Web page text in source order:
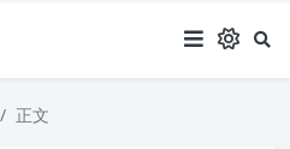
正文